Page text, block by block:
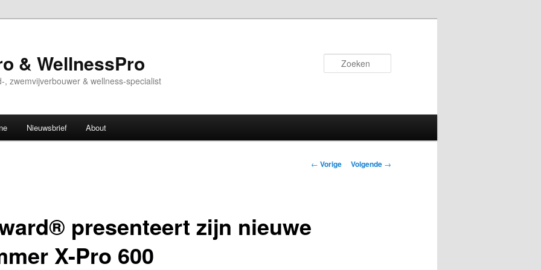
& WellnessPro
zwemvijverbouwer & wellness-specialist
Nieuwsbrief About
Bericht
← Vorige Volgende →
presenteert zijn nieuwe
X-Pro 600